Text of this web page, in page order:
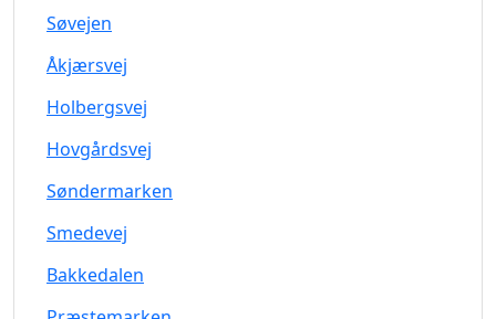
Søvejen
Åkjærsvej
Holbergsvej
Hovgårdsvej
Søndermarken
Smedevej
Bakkedalen